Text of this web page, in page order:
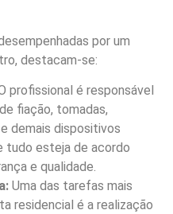
por um
destacam-se:
profissional é responsável
fiação, tomadas,
demais dispositivos
tudo esteja de acordo
e qualidade.
Uma das tarefas mais
residencial é a realização